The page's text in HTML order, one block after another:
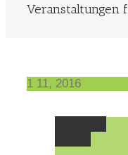
Veranstaltungen
1 11, 2016